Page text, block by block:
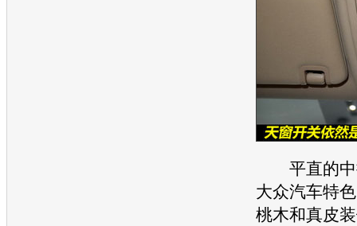
平直的中
大众汽车特
桃木和真皮